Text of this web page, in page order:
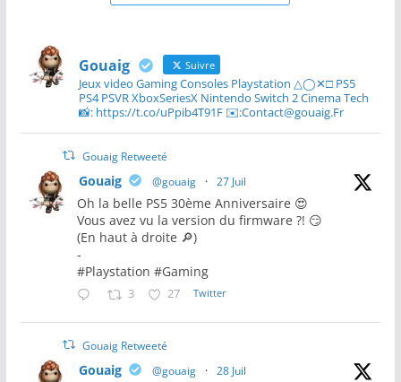
Gouaig Suivre
Jeux video Gaming Consoles Playstation △◯✕□ PS5
PS4 PSVR XboxSeriesX Nintendo Switch 2 Cinema Tech
📸: https://t.co/uPpib4T91F ✉️:Contact@gouaig.Fr
Gouaig Retweeté
Gouaig @gouaig · 27 Juil
Oh la belle PS5 30ème Anniversaire 😍
Vous avez vu la version du firmware ?! 😏
(En haut à droite 🔎)
-
#Playstation #Gaming
3 27 Twitter
Gouaig Retweeté
Gouaig @gouaig · 28 Juil